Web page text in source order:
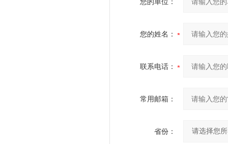
您的姓名：
联系电话：
常用邮箱：
省份：